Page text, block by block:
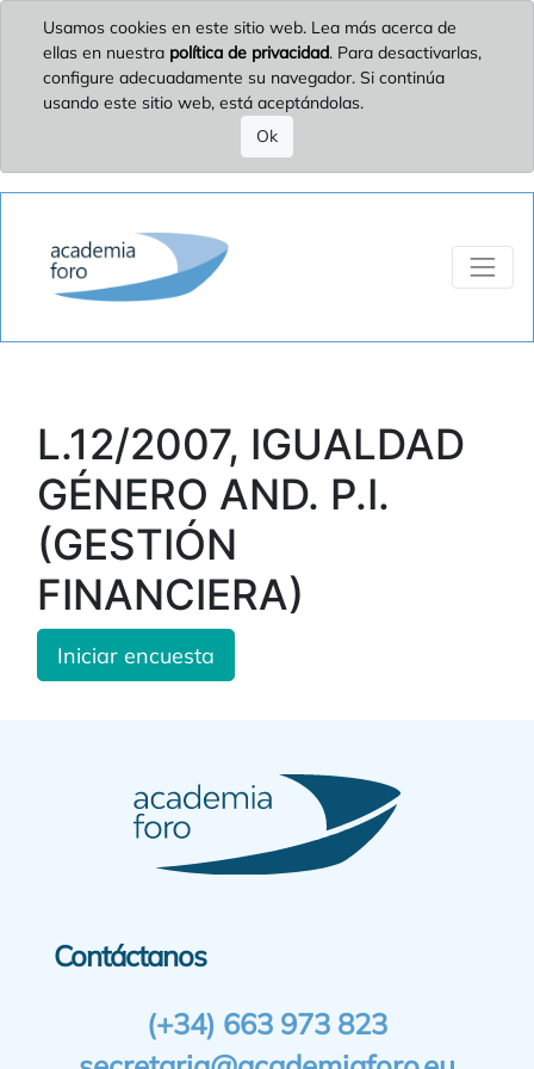
Usamos cookies en este sitio web. Lea más acerca de
ellas en nuestra política de privacidad. Para desactivarlas,
configure adecuadamente su navegador. Si continúa
usando este sitio web, está aceptándolas.
Ok
L.12/2007, IGUALDAD
GÉNERO AND. P.I.
(GESTIÓN
FINANCIERA)
Iniciar encuesta
Contáctanos
(+34) 663 973 823